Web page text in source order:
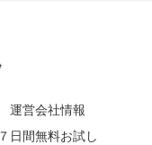
運営会社情報
７日間無料お試し